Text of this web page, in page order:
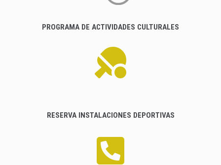
PROGRAMA DE ACTIVIDADES CULTURALES
RESERVA INSTALACIONES DEPORTIVAS